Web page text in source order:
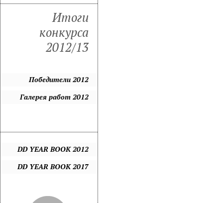
Итоги
конкурса
2012/13
Победители 2012
Галерея работ 2012
DD YEAR BOOK 2012
DD YEAR BOOK 2017